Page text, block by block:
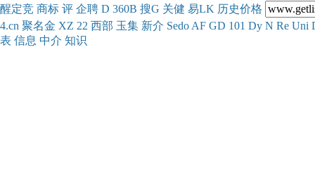
醒定竞 商标 评 企聘 D 360B 搜G 关健 易LK 历史价格
4.cn 聚名金 XZ 22 西部 玉集 新介 Sedo AF GD 101 Dy N Re Uni
表 信息 中介 知识